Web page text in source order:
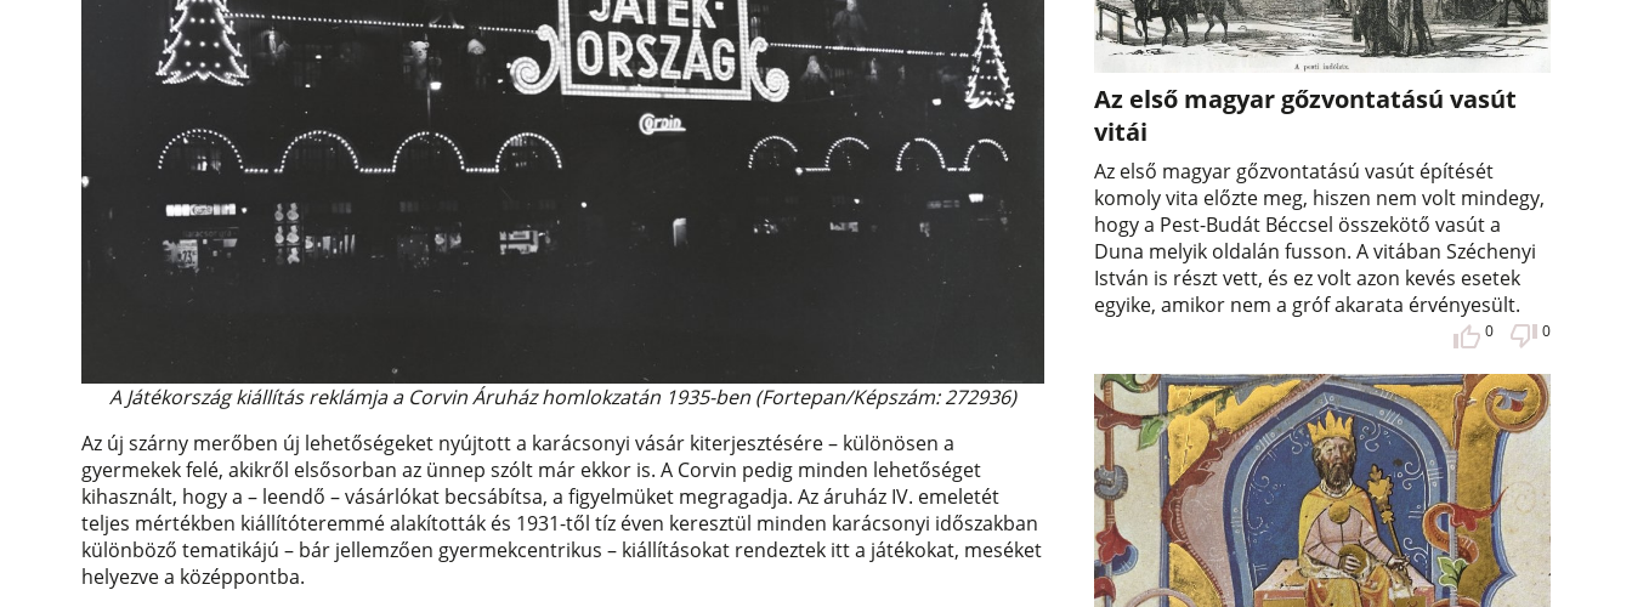
A Játékország kiállítás reklámja a Corvin Áruház homlokzatán 1935-ben (Fortepan/Képszám: 272936)
Az új szárny merőben új lehetőségeket nyújtott a karácsonyi vásár kiterjesztésére – különösen a
gyermekek felé, akikről elsősorban az ünnep szólt már ekkor is. A Corvin pedig minden lehetőséget
kihasznált, hogy a – leendő – vásárlókat becsábítsa, a figyelmüket megragadja. Az áruház IV. emeletét
teljes mértékben kiállítóteremmé alakították és 1931-től tíz éven keresztül minden karácsonyi időszakban
különböző tematikájú – bár jellemzően gyermekcentrikus – kiállításokat rendeztek itt a játékokat, meséket
helyezve a középpontba.
Az első magyar gőzvontatású vasút
vitái
Az első magyar gőzvontatású vasút építését
komoly vita előzte meg, hiszen nem volt mindegy,
hogy a Pest-Budát Béccsel összekötő vasút a
Duna melyik oldalán fusson. A vitában Széchenyi
István is részt vett, és ez volt azon kevés esetek
egyike, amikor nem a gróf akarata érvényesült.
0 0